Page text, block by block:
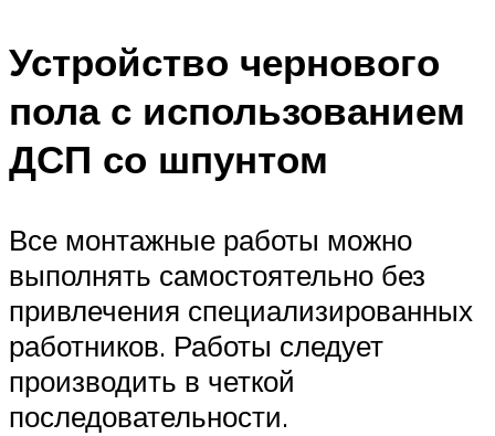
Устройство чернового
пола с использованием
ДСП со шпунтом
Все монтажные работы можно
выполнять самостоятельно без
привлечения специализированных
работников. Работы следует
производить в четкой
последовательности.